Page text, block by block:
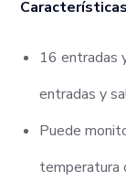
16 entradas
entradas y
Puede
temperatura